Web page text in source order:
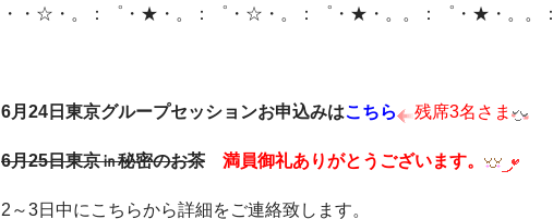
・・☆・。：゜・★・。：゜・☆・。：゜・★・。。：゜・★・。。：
6月24日東京グループセッションお申込みはこちら 残席3名さま
6月25日東京㏌秘密のお茶 満員御礼ありがとうございます。
2～3日中にこちらから詳細をご連絡致します。